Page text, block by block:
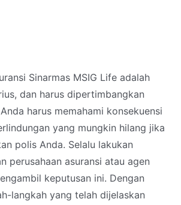
Sinarmas MSIG Life adalah
dan harus dipertimbangkan
harus memahami konsekuensi
yang mungkin hilang jika
polis Anda. Selalu lakukan
perusahaan asuransi atau agen
keputusan ini. Dengan
langkah yang telah dijelaskan